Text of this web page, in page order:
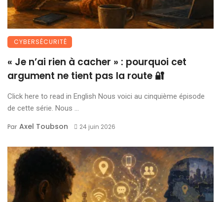
CYBERSÉCURITÉ
« Je n’ai rien à cacher » : pourquoi cet
argument ne tient pas la route 🔐
Click here to read in English Nous voici au cinquième épisode
de cette série. Nous ...
Par Axel Toubson 24 juin 2026